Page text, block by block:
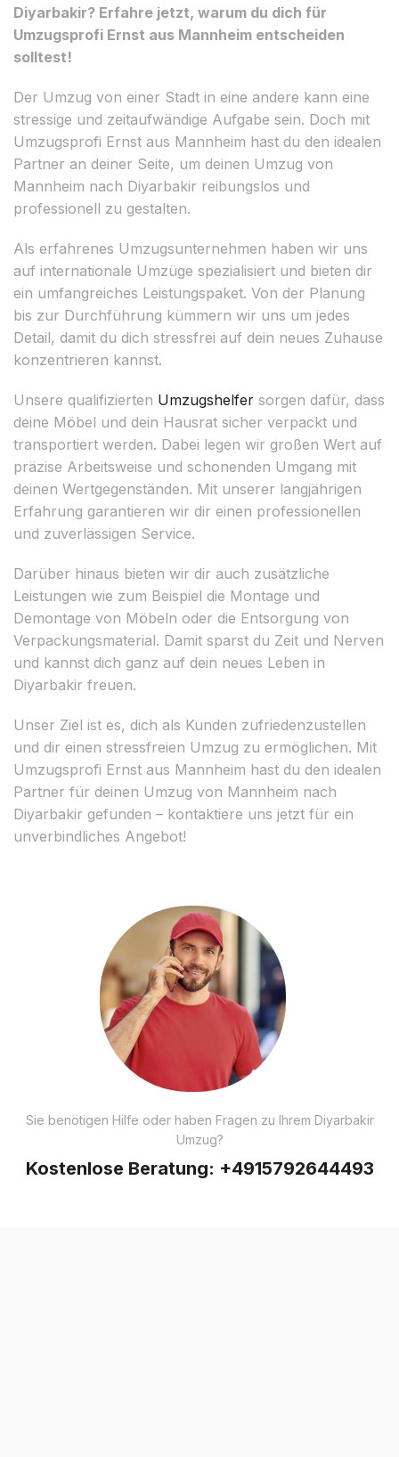
Diyarbakir? Erfahre jetzt, warum du dich für
Umzugsprofi Ernst aus Mannheim entscheiden
solltest!
Der Umzug von einer Stadt in eine andere kann eine
stressige und zeitaufwändige Aufgabe sein. Doch mit
Umzugsprofi Ernst aus Mannheim hast du den idealen
Partner an deiner Seite, um deinen Umzug von
Mannheim nach Diyarbakir reibungslos und
professionell zu gestalten.
Als erfahrenes Umzugsunternehmen haben wir uns
auf internationale Umzüge spezialisiert und bieten dir
ein umfangreiches Leistungspaket. Von der Planung
bis zur Durchführung kümmern wir uns um jedes
Detail, damit du dich stressfrei auf dein neues Zuhause
konzentrieren kannst.
Unsere qualifizierten Umzugshelfer sorgen dafür, dass
deine Möbel und dein Hausrat sicher verpackt und
transportiert werden. Dabei legen wir großen Wert auf
präzise Arbeitsweise und schonenden Umgang mit
deinen Wertgegenständen. Mit unserer langjährigen
Erfahrung garantieren wir dir einen professionellen
und zuverlässigen Service.
Darüber hinaus bieten wir dir auch zusätzliche
Leistungen wie zum Beispiel die Montage und
Demontage von Möbeln oder die Entsorgung von
Verpackungsmaterial. Damit sparst du Zeit und Nerven
und kannst dich ganz auf dein neues Leben in
Diyarbakir freuen.
Unser Ziel ist es, dich als Kunden zufriedenzustellen
und dir einen stressfreien Umzug zu ermöglichen. Mit
Umzugsprofi Ernst aus Mannheim hast du den idealen
Partner für deinen Umzug von Mannheim nach
Diyarbakir gefunden – kontaktiere uns jetzt für ein
unverbindliches Angebot!
Sie benötigen Hilfe oder haben Fragen zu Ihrem Diyarbakir
Umzug?
Kostenlose Beratung: +4915792644493